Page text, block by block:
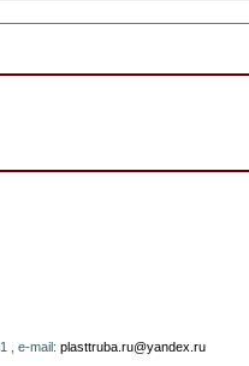
, e-mail:plasttruba.ru@yandex.ru